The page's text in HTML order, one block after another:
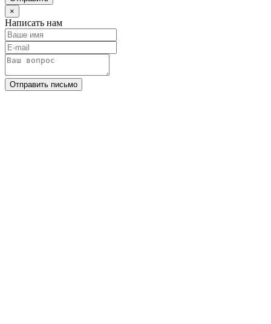
×
Написать нам
Отправить письмо